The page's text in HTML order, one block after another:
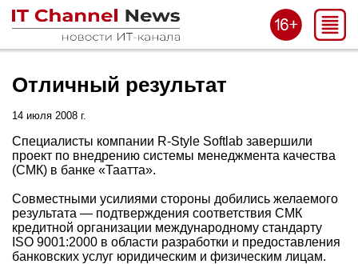
Отличный результат
14 июля 2008 г.
Специалисты компании R-Style Softlab завершили
проект по внедрению системы менеджмента качества
(СМК) в банке «Таатта».
Совместными усилиями стороны добились желаемого
результата — подтверждения соответствия СМК
кредитной организации международному стандарту
ISO 9001:2000 в области разработки и предоставления
банковских услуг юридическим и физическим лицам.